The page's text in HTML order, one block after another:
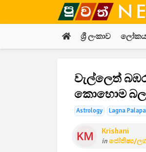
ශ්‍රී ලංකාව
වැල්ලෙත්
කොහොම
Astrology Lagna
Krishani
inජෝතිෂ්‍ය/